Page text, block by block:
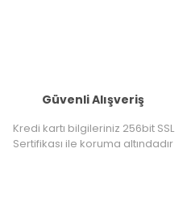
Güvenli Alışveriş
Kredi kartı bilgileriniz 256bit SSL
Sertifikası ile koruma altındadır